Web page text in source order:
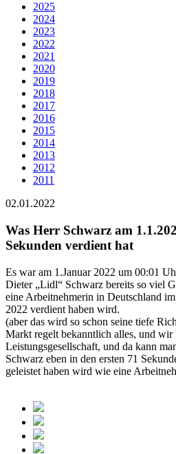
2025
2024
2023
2022
2021
2020
2019
2018
2017
2016
2015
2014
2013
2012
2011
02.01.2022
Was Herr Schwarz am
Sekunden verdient hat
Es war am 1.Januar 2022 um 00:01
Dieter „Lidl“ Schwarz bereits so viel
eine Arbeitnehmerin in Deutschland
2022 verdient haben wird.
(aber das wird so schon seine tiefe
Markt regelt bekanntlich alles, und
Leistungsgesellschaft, und da kann
Schwarz eben in den ersten 71
geleistet haben wird wie eine